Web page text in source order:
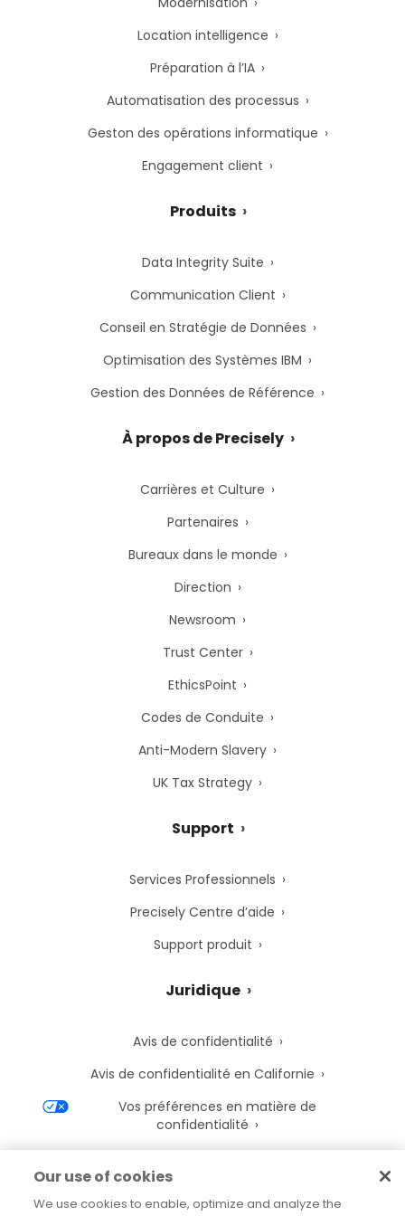
Location intelligence
Préparation à l’IA
Automatisation des processus
Geston des opérations informatique
Engagement client
Produits
Data Integrity Suite
Communication Client
Conseil en Stratégie de Données
Optimisation des Systèmes IBM
Gestion des Données de Référence
À propos de Precisely
Carrières et Culture
Partenaires
Bureaux dans le monde
Direction
Newsroom
Trust Center
EthicsPoint
Codes de Conduite
Anti-Modern Slavery
UK Tax Strategy
Support
Services Professionnels
Precisely Centre d’aide
Support produit
Juridique
Avis de confidentialité
Avis de confidentialité en Californie
Vos préférences en matière de
confidentialité
Our use of cookies
We use cookies to enable, optimize and analyze the